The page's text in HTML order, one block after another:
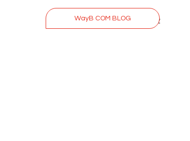
Privacy Policy
WayB COM BLOG